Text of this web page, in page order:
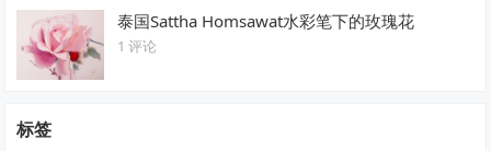
泰国Sattha Homsawat水彩笔下的玫瑰花
1 评论
标签